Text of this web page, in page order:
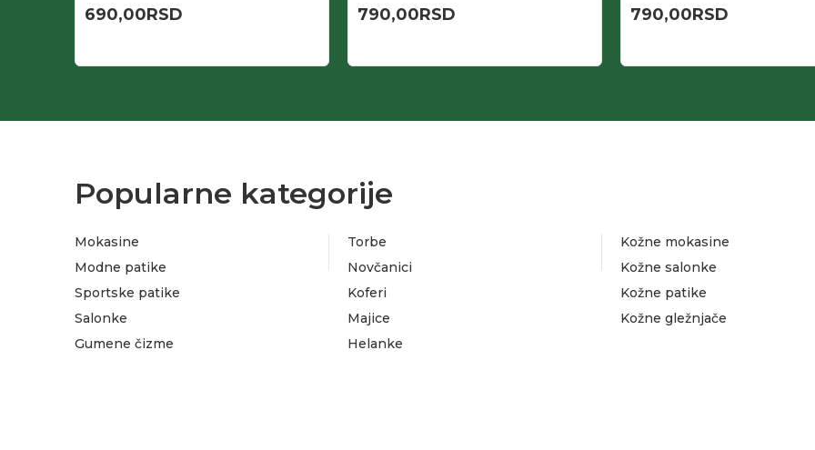
690,00RSD 790,00RSD 790,00RSD
Popularne kategorije
Mokasine
Modne patike
Sportske patike
Salonke
Gumene čizme
Torbe
Novčanici
Koferi
Majice
Helanke
Kožne mokasine
Kožne salonke
Kožne patike
Kožne gležnjače